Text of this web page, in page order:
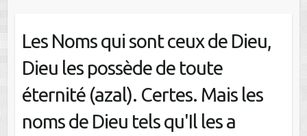
Les Noms qui sont ceux de Dieu,
Dieu les possède de toute
éternité (azal). Certes. Mais les
noms de Dieu tels qu'Il les a